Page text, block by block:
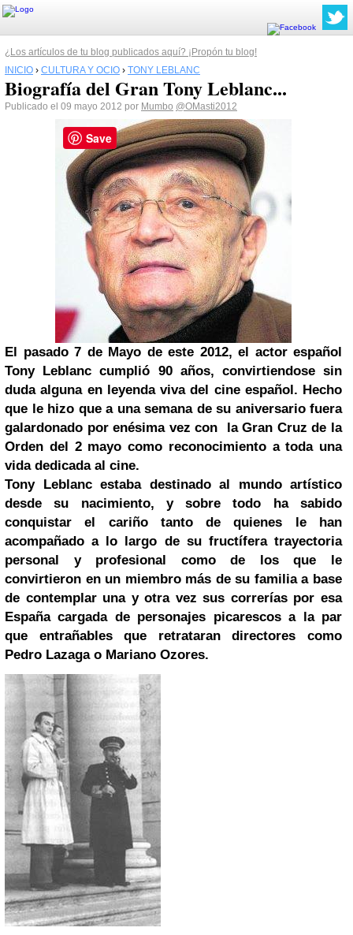
¿Los artículos de tu blog publicados aquí? ¡Propón tu blog!
INICIO › CULTURA Y OCIO › TONY LEBLANC
Biografía del Gran Tony Leblanc...
Publicado el 09 mayo 2012 por Mumbo @OMasti2012
El pasado 7 de Mayo de este 2012, el actor español
Tony Leblanc cumplió 90 años, convirtiendose sin
duda alguna en leyenda viva del cine español. Hecho
que le hizo que a una semana de su aniversario fuera
galardonado por enésima vez con la Gran Cruz de la
Orden del 2 mayo como reconocimiento a toda una
vida dedicada al cine.
Tony Leblanc estaba destinado al mundo artístico
desde su nacimiento, y sobre todo ha sabido
conquistar el cariño tanto de quienes le han
acompañado a lo largo de su fructífera trayectoria
personal y profesional como de los que le
convirtieron en un miembro más de su familia a base
de contemplar una y otra vez sus correrías por esa
España cargada de personajes picarescos a la par
que entrañables que retrataran directores como
Pedro Lazagao Mariano Ozores.
Save